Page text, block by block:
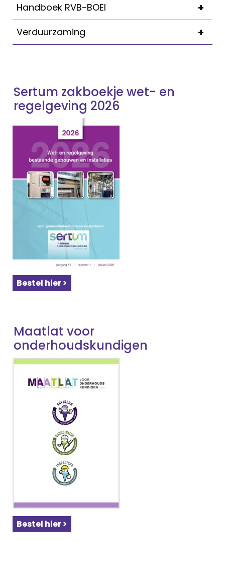
+
Handboek RVB-BOEI
+
Verduurzaming
Sertum zakboekje wet- en
regelgeving 2026
Bestel hier >
Maatlat voor
onderhoudskundigen
Bestel hier >